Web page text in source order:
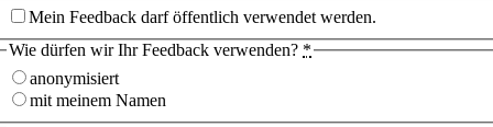
Mein Feedback darf öffentlich verwendet werden.
Wie dürfen wir Ihr Feedback verwenden? *
anonymisiert
mit meinem Namen